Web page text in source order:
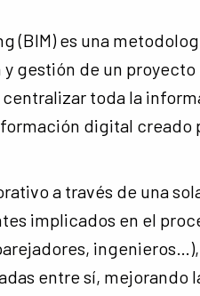
(BIM) es una
gestión de un proyecto
toda la
digital creado
a través de una
implicados en el
entre sí, mejorando